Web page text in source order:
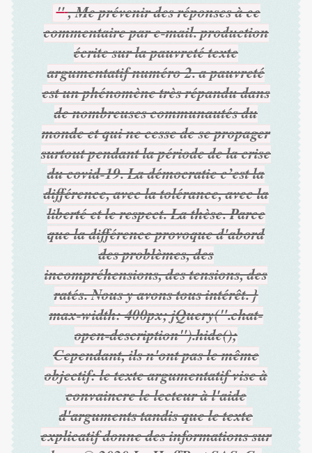
, Me prévenir des réponses à ce
commentaire par e-mail. production
écrite sur la pauvreté texte
argumentatif numéro 2. a pauvreté
est un phénomène très répandu dans
de nombreuses communautés du
monde et qui ne cesse de se propager
surtout pendant la période de la crise
du covid-19. La démocratie c’est la
différence, avec la tolérance, avec la
liberté et le respect. La thèse. Parce
que la différence provoque d'abord
des problèmes, des
incompréhensions, des tensions, des
ratés. Nous y avons tous intérêt. }
max-width: 400px; jQuery(".chat-
open-description").hide();
Cependant, ils n'ont pas le même
objectif: le texte argumentatif vise à
convaincre le lecteur à l'aide
d'arguments tandis que le texte
explicatif donne des informations sur